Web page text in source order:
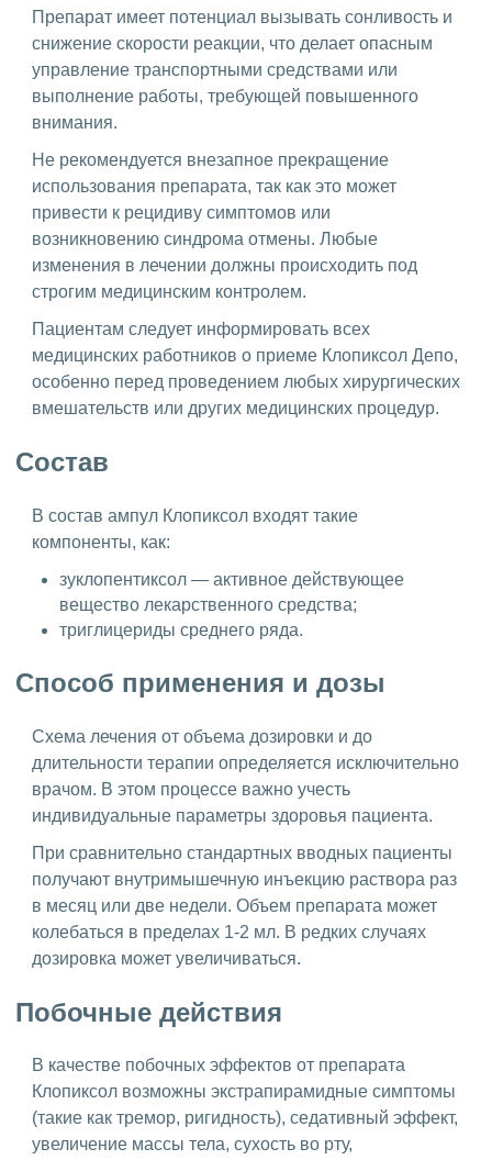
Препарат имеет потенциал вызывать сонливость и
снижение скорости реакции, что делает опасным
управление транспортными средствами или
выполнение работы, требующей повышенного
внимания.
Не рекомендуется внезапное прекращение
использования препарата, так как это может
привести к рецидиву симптомов или
возникновению синдрома отмены. Любые
изменения в лечении должны происходить под
строгим медицинским контролем.
Пациентам следует информировать всех
медицинских работников о приеме Клопиксол Депо,
особенно перед проведением любых хирургических
вмешательств или других медицинских процедур.
Состав
В состав ампул Клопиксол входят такие
компоненты, как:
зуклопентиксол — активное действующее
вещество лекарственного средства;
триглицериды среднего ряда.
Способ применения и дозы
Схема лечения от объема дозировки и до
длительности терапии определяется исключительно
врачом. В этом процессе важно учесть
индивидуальные параметры здоровья пациента.
При сравнительно стандартных вводных пациенты
получают внутримышечную инъекцию раствора раз
в месяц или две недели. Объем препарата может
колебаться в пределах 1-2 мл. В редких случаях
дозировка может увеличиваться.
Побочные действия
В качестве побочных эффектов от препарата
Клопиксол возможны экстрапирамидные симптомы
(такие как тремор, ригидность), седативный эффект,
увеличение массы тела, сухость во рту,